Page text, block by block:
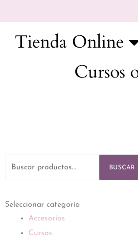
Tienda Online
Cursos
BUSCAR
Seleccionar categoría
Accesorios
Cursos